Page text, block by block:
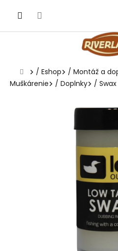
Domov
/ Eshop / Montáž a
Muškárenie
/ Doplnky /